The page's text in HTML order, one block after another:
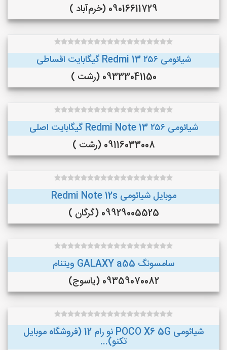
09016611729 (خرم‌آباد )
شیائومی Redmi 13 ۲۵۶ گیگابایت اقساطی
09333041150 (رشت )
شیائومی Redmi Note 13 ۲۵۶ گیگابایت اصلی
09116033008 (رشت )
موبایل شیائومی Redmi Note 12s
09929005525 (گرگان )
سامسونگ GALAXY a55 ویتنام
09359070082 (یاسوج)
شیائومی POCO X6 5G نو رام 12 (فروشگاه موبایل
تکنو)...